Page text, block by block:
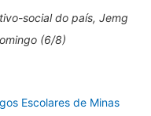
social do país, Jemg
(6/8)
Escolares de Minas